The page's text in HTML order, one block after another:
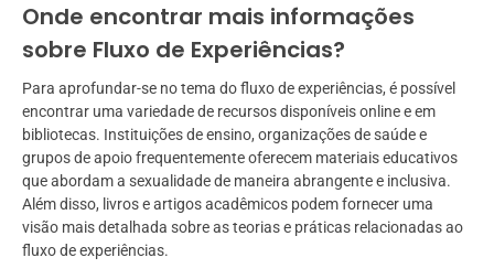
Onde encontrar mais informações
sobre Fluxo de Experiências?
Para aprofundar-se no tema do fluxo de experiências, é possível
encontrar uma variedade de recursos disponíveis online e em
bibliotecas. Instituições de ensino, organizações de saúde e
grupos de apoio frequentemente oferecem materiais educativos
que abordam a sexualidade de maneira abrangente e inclusiva.
Além disso, livros e artigos acadêmicos podem fornecer uma
visão mais detalhada sobre as teorias e práticas relacionadas ao
fluxo de experiências.